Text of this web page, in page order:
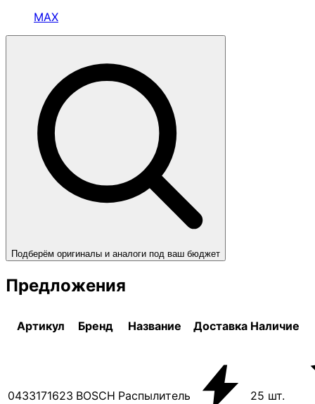
MAX
Подберём оригиналы и аналоги под ваш бюджет
Предложения
Артикул Бренд Название Доставка Наличие
0433171623 BOSCH Распылитель 25 шт.